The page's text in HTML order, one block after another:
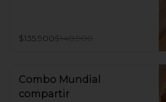
$135.900$140.900
Combo Mundial
compartir